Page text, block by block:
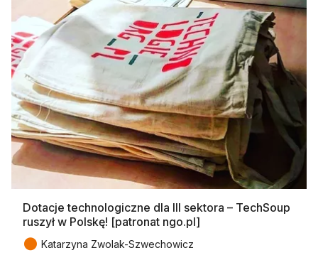
Dotacje technologiczne dla III sektora – TechSoup
ruszył w Polskę! [patronat ngo.pl]
● Katarzyna Zwolak-Szwechowicz